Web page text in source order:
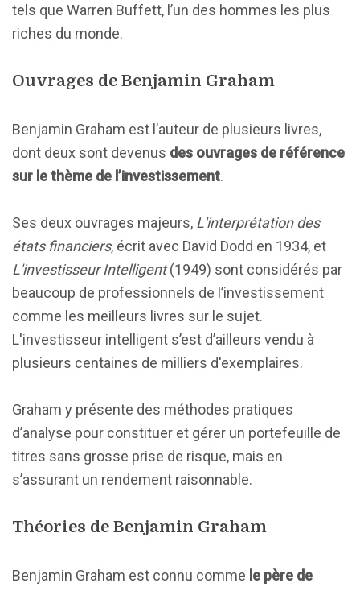
tels que Warren Buffett, l’un des hommes les plus
riches du monde.
Ouvrages de Benjamin Graham
Benjamin Graham est l’auteur de plusieurs livres,
dont deux sont devenus des ouvrages de référence
sur le thème de l’investissement.
Ses deux ouvrages majeurs, L'interprétation des
états financiers, écrit avec David Dodd en 1934, et
L'investisseur Intelligent(1949) sont considérés par
beaucoup de professionnels de l’investissement
comme les meilleurs livres sur le sujet.
L'investisseur intelligent s’est d’ailleurs vendu à
plusieurs centaines de milliers d'exemplaires.
Graham y présente des méthodes pratiques
d’analyse pour constituer et gérer un portefeuille de
titres sans grosse prise de risque, mais en
s’assurant un rendement raisonnable.
Théories de Benjamin Graham
Benjamin Graham est connu comme le père de